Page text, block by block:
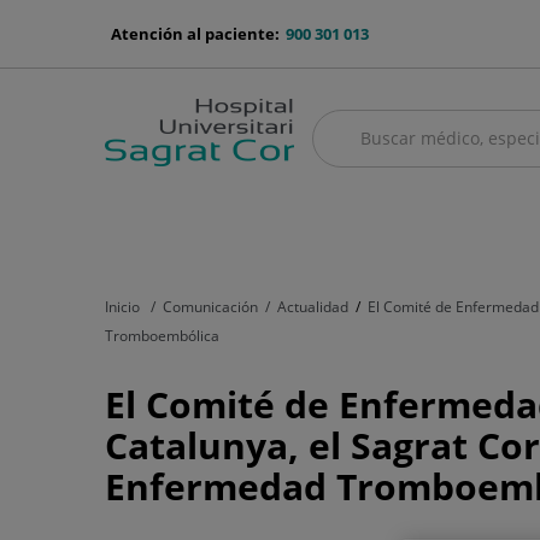
menu-
900 301 013
Atención al paciente:
BuscarBuscar
Inicio Comunicación Actualidad
El Comité de
Tromboembólica
El
Comité
de
El Comité de
Catalunya, el Sagrat
Enfermedad